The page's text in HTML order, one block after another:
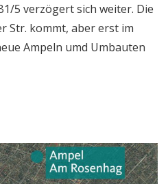
5 verzögert sich weiter. Die
Str. kommt, aber erst im
Ampeln umd Umbauten